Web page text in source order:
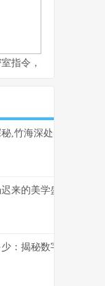
南
指令，密室逃脱的指
,竹海深处的代码奇
来的美学盛宴
：揭秘数字背后的战